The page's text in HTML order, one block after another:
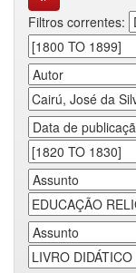
Filtros correntes: